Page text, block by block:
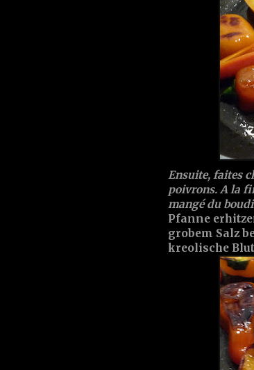
Ensuite, faites
poivrons. A la
mangé du
Pfanne
grobem Salz
kreolische